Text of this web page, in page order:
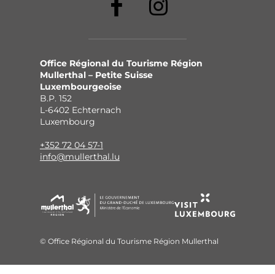
Office Régional du Tourisme Région
Mullerthal – Petite Suisse
Luxembourgeoise
B.P. 152
L-6402 Echternach
Luxembourg
+352 72 04 57-1
info@mullerthal.lu
© Office Régional du Tourisme Région Mullerthal